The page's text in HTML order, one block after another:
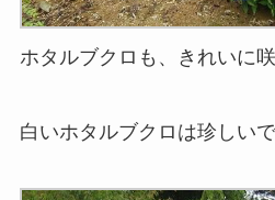
ホタルブクロも、きれいに
白いホタルブクロは珍しい